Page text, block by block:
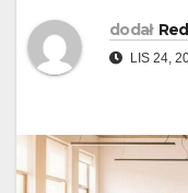
dodał
LIS 24,